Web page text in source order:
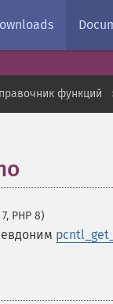
функций
PHP 8)